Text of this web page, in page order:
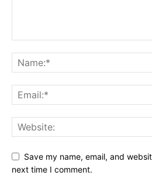
Save my name, email, and
next time I comment.